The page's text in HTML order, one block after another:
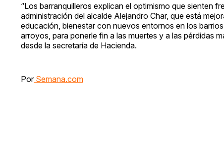
“Los barranquilleros explican el optimismo que sienten
administración del alcalde Alejandro Char, que está
educación, bienestar con nuevos entornos en los
arroyos, para ponerle fin a las muertes y a las pérdidas
desde la secretaría de Hacienda.
PorSemana.com